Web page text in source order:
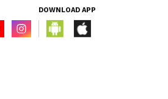
DOWNLOAD APP